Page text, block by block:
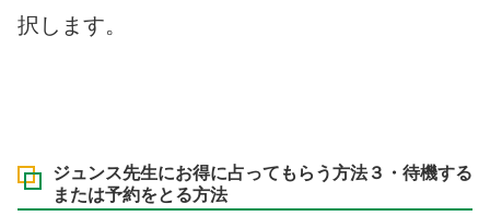
択します。
ジュンス先生にお得に占ってもらう方法３・待機する
または予約をとる方法